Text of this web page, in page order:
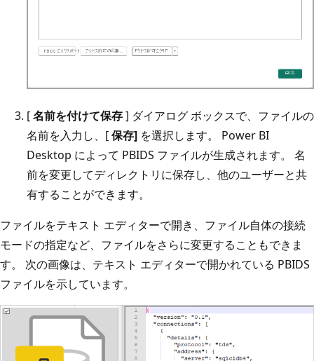
[名前を付けて保存] ダイアログ ボックスで、ファイルの
名前を入力し、[保存] を選択します。 Power BI
Desktop によって PBIDS ファイルが生成されます。 名
前を変更してディレクトリに保存し、他のユーザーと共
有することができます。
ファイルをテキスト エディターで開き、ファイル自体の接続
モードの指定など、ファイルをさらに変更することもできま
す。 次の画像は、テキスト エディターで開かれている PBIDS
ファイルを示しています。